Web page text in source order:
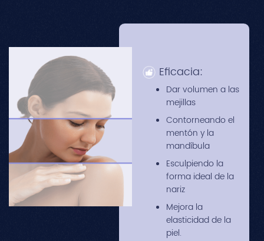
Eficacia:
Dar volumen a las
mejillas
Contorneando el
mentón y la
mandíbula
Esculpiendo la
forma ideal de la
nariz
Mejora la
elasticidad de la
piel.